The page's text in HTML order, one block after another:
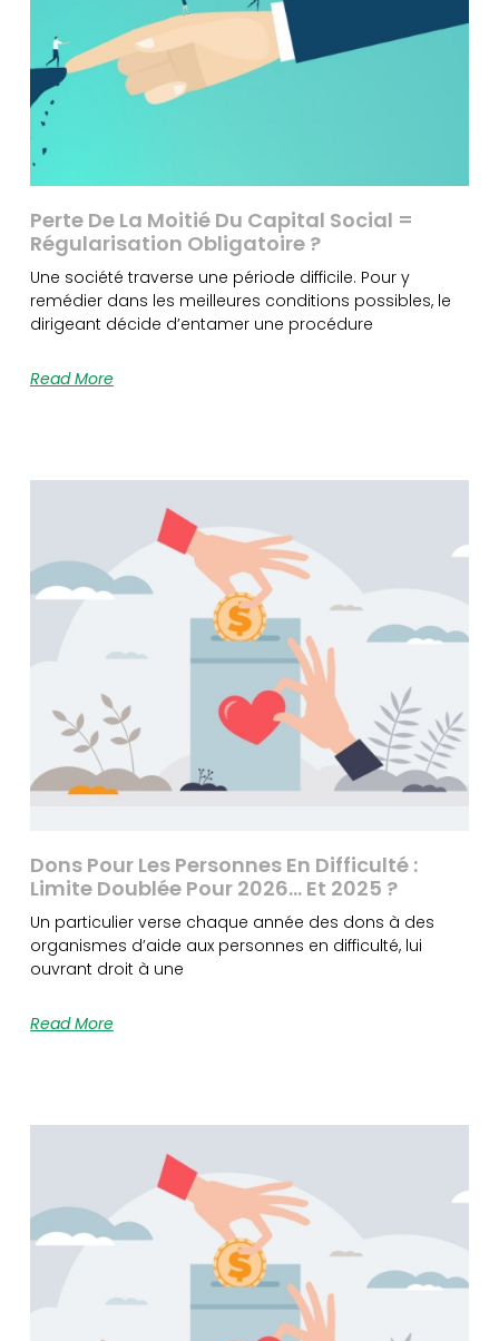
Perte De La Moitié Du Capital Social =
Régularisation Obligatoire ?
Une société traverse une période difficile. Pour y
remédier dans les meilleures conditions possibles, le
dirigeant décide d’entamer une procédure
Read More
Dons Pour Les Personnes En Difficulté :
Limite Doublée Pour 2026… Et 2025 ?
Un particulier verse chaque année des dons à des
organismes d’aide aux personnes en difficulté, lui
ouvrant droit à une
Read More